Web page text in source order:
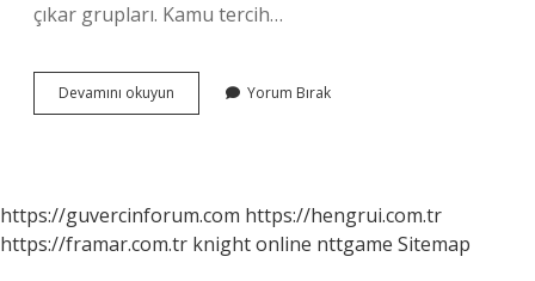
çıkar grupları. Kamu tercih…
Devamını okuyun
Kesiminin
Yorum Bırak
https://guvercinforum.com https://hengrui.com.tr
https://framar.com.tr knight online nttgame Sitemap